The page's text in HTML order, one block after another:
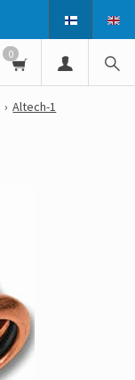
0
Altech-1